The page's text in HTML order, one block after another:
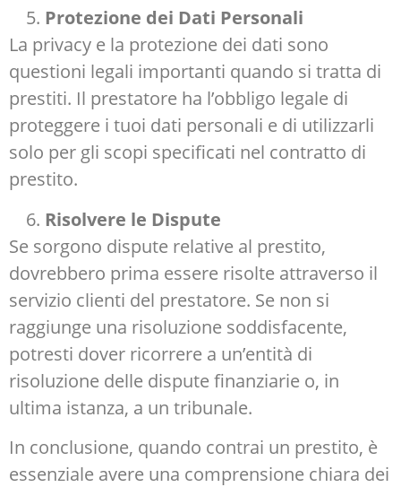
Protezione dei Dati Personali
La privacy e la protezione dei dati sono
questioni legali importanti quando si tratta di
prestiti. Il prestatore ha l’obbligo legale di
proteggere i tuoi dati personali e di utilizzarli
solo per gli scopi specificati nel contratto di
prestito.
Risolvere le Dispute
Se sorgono dispute relative al prestito,
dovrebbero prima essere risolte attraverso il
servizio clienti del prestatore. Se non si
raggiunge una risoluzione soddisfacente,
potresti dover ricorrere a un’entità di
risoluzione delle dispute finanziarie o, in
ultima istanza, a un tribunale.
In conclusione, quando contrai un prestito, è
essenziale avere una comprensione chiara dei